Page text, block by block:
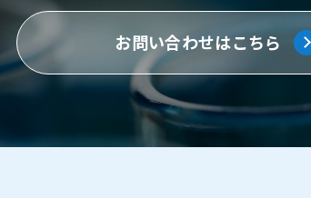
お問い合わせはこちら